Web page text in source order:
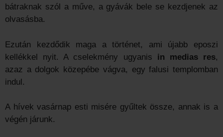
bátraknak szól a műve, a gyávák bele se kezdjenek az
olvasásba.
Ezután kezdődik maga a történet, ami újabb eposzi
kellékkel nyit. A cselekmény ugyanis in medias res,
azaz a dolgok közepébe vágva, egy falusi templomban
indul.
A hívek vasárnap esti misére gyűltek össze, annak is a
végén járunk.